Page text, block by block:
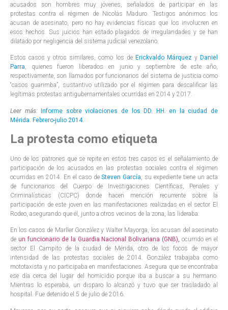
acusados son hombres muy jóvenes, señalados de participar en las
protestas contra el régimen de Nicolás Maduro. Testigos anónimos los
acusan de asesinato, pero no hay evidencias físicas que los involucren en
esos hechos. Sus juicios han estado plagados de irregularidades y se han
dilatado por negligencia del sistema judicial venezolano.
Estos casos y otros similares, como los de Erickvaldo Márquezy Daniel
Parra, quienes fueron liberados en junio y septiembre de este año,
respectivamente, son llamados por funcionarios del sistema de justicia como
“casos guarimba”, sustantivo utilizado por el régimen para descalificar las
legítimas protestas antigubernamentales ocurridas en 2014 y 2017.
Leer más: Informe sobre violaciones de los DD. HH. en la ciudad de
Mérida. Febrero-julio 2014.
La protesta como etiqueta
Uno de los patrones que se repite en estos tres casos es el señalamiento de
participación de los acusados en las protestas sociales contra el régimen
ocurridas en 2014. En el caso deSteven García, su expediente tiene un acta
de funcionarios del Cuerpo de Investigaciones Científicas, Penales y
Criminalísticas (CICPC) donde hacen mención recurrente sobre la
participación de este joven en las manifestaciones realizadas en el sector El
Rodeo, asegurando que él, junto a otros vecinos de la zona, las lideraba.
En los casos de Marller González y Walter Mayorga, los acusan del asesinato
de un funcionario de la Guardia Nacional Bolivariana (GNB), ocurrido en el
sector El Campito de la ciudad de Mérida, otro de los focos de mayor
intensidad de las protestas sociales de 2014. González trabajaba como
mototaxista y no participaba en manifestaciones. Asegura que se encontraba
ese día cerca del lugar del homicidio porque iba a buscar a su hermano.
Mientras lo esperaba, un disparo lo alcanzó y tuvo que ser trasladado al
hospital. Fue detenido el 5 de julio de 2016.